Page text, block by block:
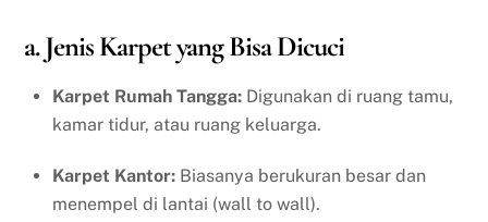
a. Jenis Karpet yang Bisa Dicuci
Karpet Rumah Tangga: Digunakan di ruang tamu,
kamar tidur, atau ruang keluarga.
Karpet Kantor: Biasanya berukuran besar dan
menempel di lantai (wall to wall).